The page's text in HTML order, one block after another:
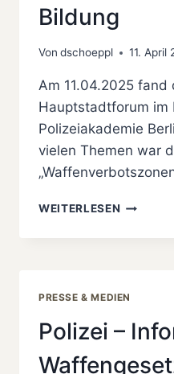
Bildung
Von dschoeppl 11. April
Am 11.04.2025 fand
Hauptstadtforum im
Polizeiakademie
vielen Themen war
WEITERLESEN 2.
BILDUNG
PRESSE & MEDIEN
Polizei –